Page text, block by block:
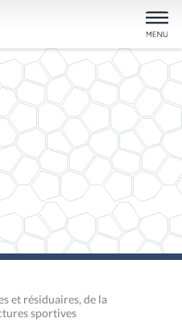
et résiduaires, de la
sportives